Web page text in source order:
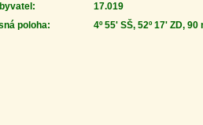
17.019
poloha:
4º 55' SŠ, 52º 17' ZD, 90